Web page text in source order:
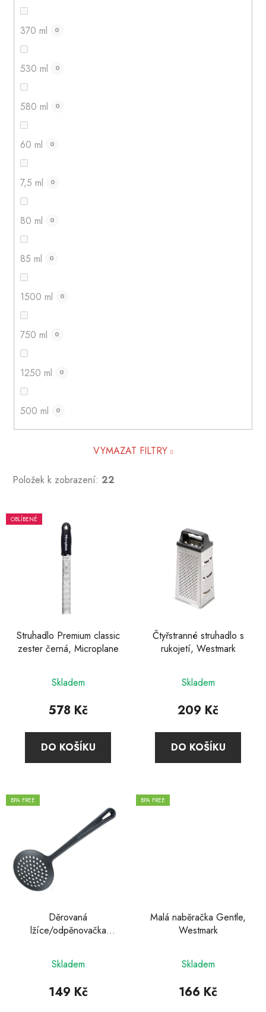
370 ml 0
530 ml 0
580 ml 0
60 ml 0
7,5 ml 0
80 ml 0
85 ml 0
1500 ml 0
750 ml 0
1250 ml 0
500 ml 0
VYMAZAT FILTRY
Položek k zobrazení: 22
V
ý
OBLÍBENÉ
Struhadlo Premium classic
zester černá, Microplane
hodnocení
produktu
4,9
z
Skladem
578 Kč
DO KOŠÍKU
Čtyřstranné struhadlo s
rukojetí, Westmark
Skladem
209 Kč
DO KOŠÍKU
BPA FREE
Děrovaná
lžíce/odpěnovačka
Skladem
149 Kč
BPA FREE
Malá naběračka Gentle,
Westmark
Skladem
166 Kč